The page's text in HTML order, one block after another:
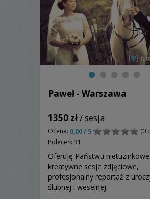
Paweł - Warszawa
1350 zł/ sesja
Ocena: 0,00 / 5
(0
Poleceń: 31
Oferuję Państwu
kreatywne sesje zdjęciowe,
profesjonalny reportaż z
ślubnej i weselnej.